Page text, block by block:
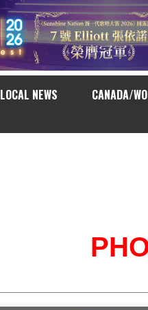
LOCAL NEWS
CANADA/